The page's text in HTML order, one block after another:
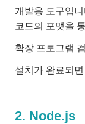
개발용 도구입니
코드의 포맷을
확장 프로그램
설치가 완료되
2. Node.js